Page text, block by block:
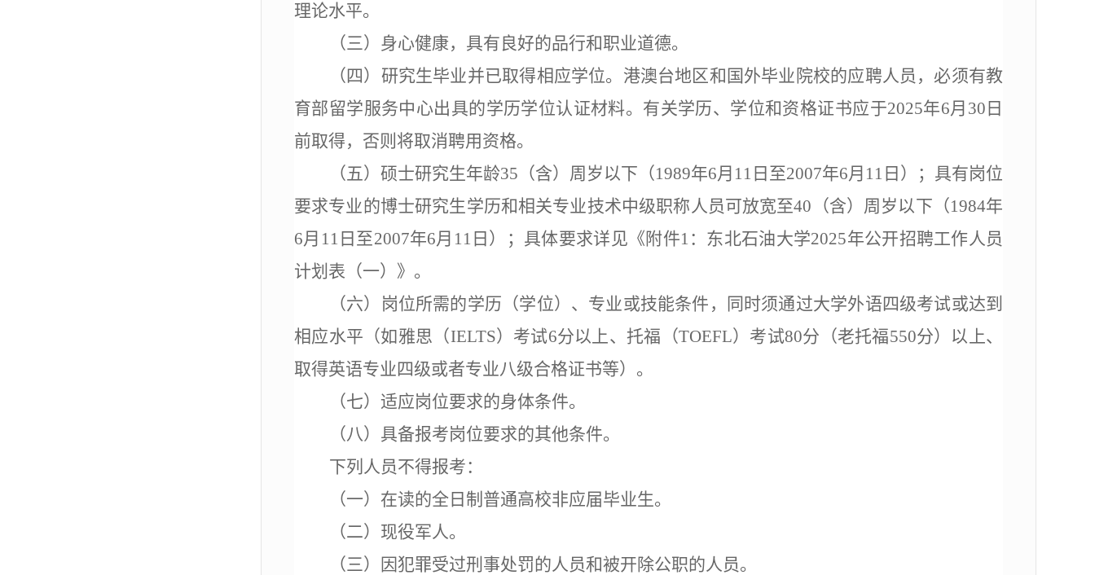
理论水平。
（三）身心健康，具有良好的品行和职业道德。
（四）研究生毕业并已取得相应学位。港澳台地区和国外毕业院校的应聘人员，必须有教
育部留学服务中心出具的学历学位认证材料。有关学历、学位和资格证书应于2025年6月 30 日
前取得，否则将取消聘用资格。
（五）硕士研究生年龄35 （含）周岁以下（1989年6月 11 日至2007年6月 11 日）； 具有岗位
要求专业的博士研究生学历和相关专业技术中级职称人员可放宽至40 （含） 周岁以下（1984年
6月 11 日至2007年6月 11 日）； 具体要求详见 《附件1 ：东北石油大学2025年公开招聘工作人员
计划表（一） 》 。
（六）岗位所需的学历（学位）、专业或技能条件，同时须通过大学外语四级考试或达到
相应水平（如雅思（IELTS）考试6分以上、托福（TOEFL）考试80分（老托福550分）以上、
取得英语专业四级或者专业八级合格证书等）。
（七）适应岗位要求的身体条件。
（八）具备报考岗位要求的其他条件。
下列人员不得报考：
（一）在读的全日制普通高校非应届毕业生。
（二）现役军人。
（三）因犯罪受过刑事处罚的人员和被开除公职的人员。